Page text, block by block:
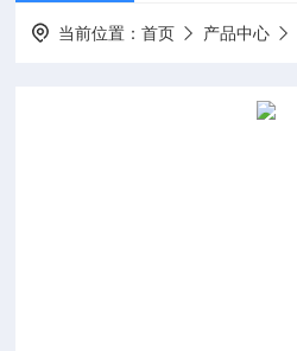
当前位置：首页 产品中心